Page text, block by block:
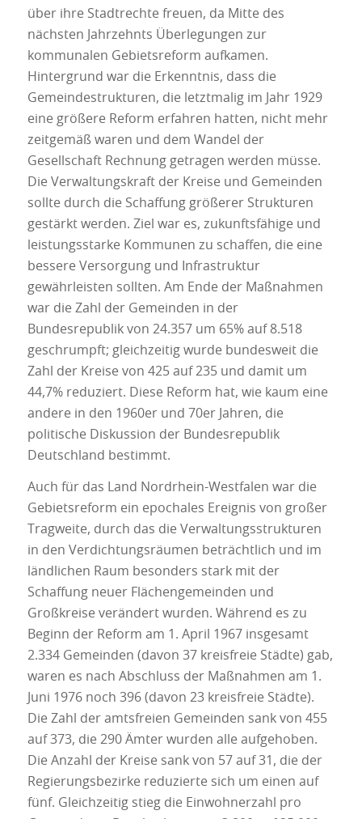
über ihre Stadtrechte freuen, da Mitte des
nächsten Jahrzehnts Überlegungen zur
kommunalen Gebietsreform aufkamen.
Hintergrund war die Erkenntnis, dass die
Gemeindestrukturen, die letztmalig im Jahr 1929
eine größere Reform erfahren hatten, nicht mehr
zeitgemäß waren und dem Wandel der
Gesellschaft Rechnung getragen werden müsse.
Die Verwaltungskraft der Kreise und Gemeinden
sollte durch die Schaffung größerer Strukturen
gestärkt werden. Ziel war es, zukunftsfähige und
leistungsstarke Kommunen zu schaffen, die eine
bessere Versorgung und Infrastruktur
gewährleisten sollten. Am Ende der Maßnahmen
war die Zahl der Gemeinden in der
Bundesrepublik von 24.357 um 65% auf 8.518
geschrumpft; gleichzeitig wurde bundesweit die
Zahl der Kreise von 425 auf 235 und damit um
44,7% reduziert. Diese Reform hat, wie kaum eine
andere in den 1960er und 70er Jahren, die
politische Diskussion der Bundesrepublik
Deutschland bestimmt.
Auch für das Land Nordrhein-Westfalen war die
Gebietsreform ein epochales Ereignis von großer
Tragweite, durch das die Verwaltungsstrukturen
in den Verdichtungsräumen beträchtlich und im
ländlichen Raum besonders stark mit der
Schaffung neuer Flächengemeinden und
Großkreise verändert wurden. Während es zu
Beginn der Reform am 1. April 1967 insgesamt
2.334 Gemeinden (davon 37 kreisfreie Städte) gab,
waren es nach Abschluss der Maßnahmen am 1.
Juni 1976 noch 396 (davon 23 kreisfreie Städte).
Die Zahl der amtsfreien Gemeinden sank von 455
auf 373, die 290 Ämter wurden alle aufgehoben.
Die Anzahl der Kreise sank von 57 auf 31, die der
Regierungsbezirke reduzierte sich um einen auf
fünf. Gleichzeitig stieg die Einwohnerzahl pro